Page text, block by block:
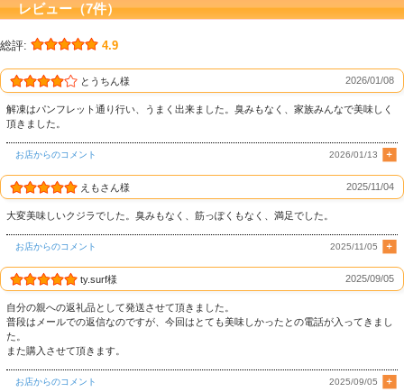
レビュー（7件）
総評: 4.9
とうちん様 2026/01/08
解凍はパンフレット通り行い、うまく出来ました。臭みもなく、家族みんなで美味しく
頂きました。
お店からのコメント 2026/01/13
えもさん様 2025/11/04
大変美味しいクジラでした。臭みもなく、筋っぽくもなく、満足でした。
お店からのコメント 2025/11/05
ty.surf様 2025/09/05
自分の親への返礼品として発送させて頂きました。
普段はメールでの返信なのですが、今回はとても美味しかったとの電話が入ってきまし
た。
また購入させて頂きます。
お店からのコメント 2025/09/05